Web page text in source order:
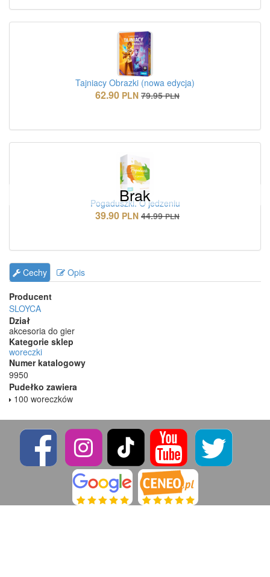
Tajniacy Obrazki (nowa edycja)
62.90 PLN 79.95 PLN
Brak
Pogaduszki. O jedzeniu
39.90 PLN 44.99 PLN
Cechy
Opis
Producent
SLOYCA
Dział
akcesoria do gier
Kategorie sklep
woreczki
Numer katalogowy
9950
Pudełko zawiera
100 woreczków